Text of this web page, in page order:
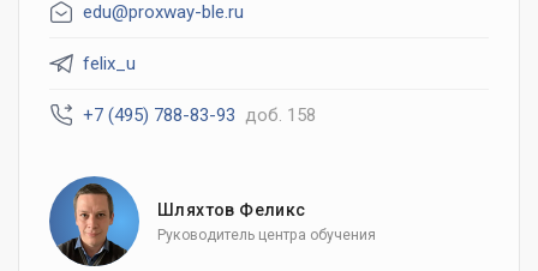
edu@proxway-ble.ru
felix_u
+7 (495) 788-83-93 доб. 158
Шляхтов Феликс
Руководитель центра обучения